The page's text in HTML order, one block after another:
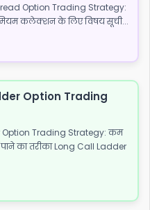
Option Trading Strategy:
कलेक्शन के लिए विषय सूची...
Option Trading
Option Trading Strategy: कम
पाने का तरीका Long Call Ladder